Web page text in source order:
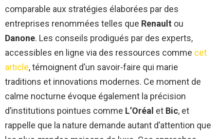
comparable aux stratégies élaborées par des
entreprises renommées telles que Renault ou
Danone. Les conseils prodigués par des experts,
accessibles en ligne via des ressources comme cet
article, témoignent d’un savoir-faire qui marie
traditions et innovations modernes. Ce moment de
calme nocturne évoque également la précision
d’institutions pointues comme L’Oréal et Bic, et
rappelle que la nature demande autant d’attention que